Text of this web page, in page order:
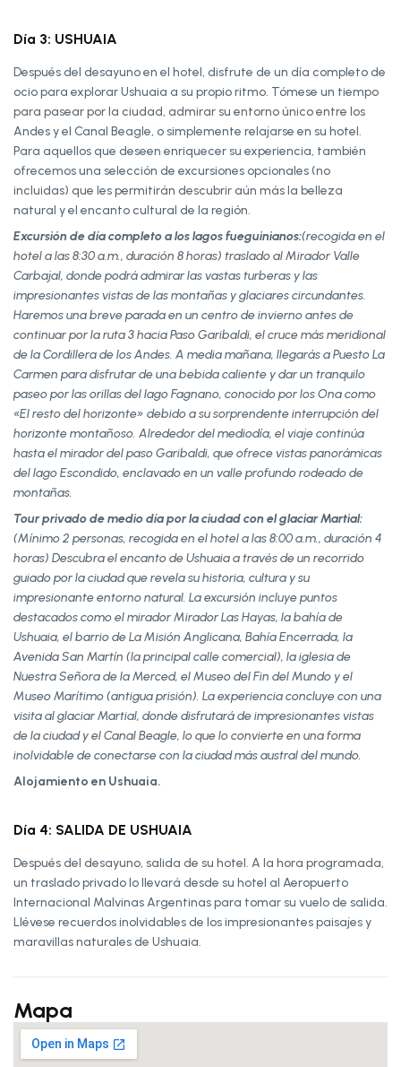
Día 3: USHUAIA
Después del desayuno en el hotel, disfrute de un día completo de
ocio para explorar Ushuaia a su propio ritmo. Tómese un tiempo
para pasear por la ciudad, admirar su entorno único entre los
Andes y el Canal Beagle, o simplemente relajarse en su hotel.
Para aquellos que deseen enriquecer su experiencia, también
ofrecemos una selección de excursiones opcionales (no
incluidas) que les permitirán descubrir aún más la belleza
natural y el encanto cultural de la región.
Excursión de día completo a los lagos fueguinianos:(recogida en el
hotel a las 8:30 a.m., duración 8 horas) traslado al Mirador Valle
Carbajal, donde podrá admirar las vastas turberas y las
impresionantes vistas de las montañas y glaciares circundantes.
Haremos una breve parada en un centro de invierno antes de
continuar por la ruta 3 hacia Paso Garibaldi, el cruce más meridional
de la Cordillera de los Andes. A media mañana, llegarás a Puesto La
Carmen para disfrutar de una bebida caliente y dar un tranquilo
paseo por las orillas del lago Fagnano, conocido por los Ona como
«El resto del horizonte» debido a su sorprendente interrupción del
horizonte montañoso. Alrededor del mediodía, el viaje continúa
hasta el mirador del paso Garibaldi, que ofrece vistas panorámicas
del lago Escondido, enclavado en un valle profundo rodeado de
montañas.
Tour privado de medio día por la ciudad con el glaciar Martial:
(Mínimo 2 personas, recogida en el hotel a las 8:00 a.m., duración 4
horas) Descubra el encanto de Ushuaia a través de un recorrido
guiado por la ciudad que revela su historia, cultura y su
impresionante entorno natural. La excursión incluye puntos
destacados como el mirador Mirador Las Hayas, la bahía de
Ushuaia, el barrio de La Misión Anglicana, Bahía Encerrada, la
Avenida San Martín (la principal calle comercial), la iglesia de
Nuestra Señora de la Merced, el Museo del Fin del Mundo y el
Museo Marítimo (antigua prisión). La experiencia concluye con una
visita al glaciar Martial, donde disfrutará de impresionantes vistas
de la ciudad y el Canal Beagle, lo que lo convierte en una forma
inolvidable de conectarse con la ciudad más austral del mundo.
Alojamiento en Ushuaia.
Día 4: SALIDA DE USHUAIA
Después del desayuno, salida de su hotel. A la hora programada,
un traslado privado lo llevará desde su hotel al Aeropuerto
Internacional Malvinas Argentinas para tomar su vuelo de salida.
Llévese recuerdos inolvidables de los impresionantes paisajes y
maravillas naturales de Ushuaia.
Mapa